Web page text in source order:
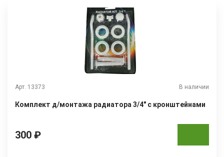
Арт. 13373 В наличии
Комплект д/монтажа радиатора 3/4" с кронштейнами
300 ₽